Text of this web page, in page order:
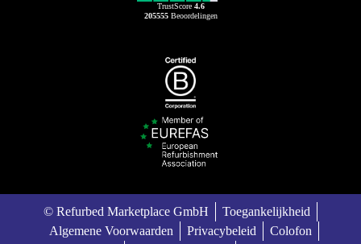
TrustScore 4.6
205555Beoordelingen
© Refurbed Marketplace GmbH
Toegankelijkheid
Algemene Voorwaarden
Privacybeleid
Colofon